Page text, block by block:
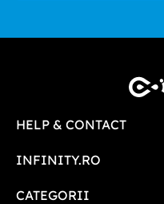
HELP & CONTACT
INFINITY.RO
CATEGORII